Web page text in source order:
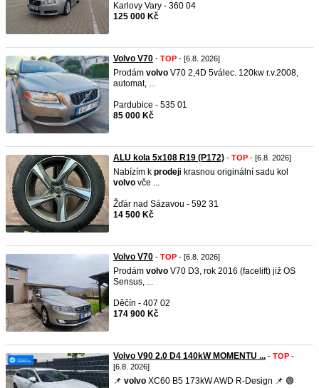
Karlovy Vary - 360 04
125 000 Kč
Volvo V70 - TOP - [6.8. 2026]
Prodám volvo V70 2,4D 5válec. 120kw r.v.2008,
automat, ...
Pardubice - 535 01
85 000 Kč
ALU kola 5x108 R19 (P172) - TOP - [6.8. 2026]
Nabízím k prodeji krasnou originální sadu kol
volvo vče ...
Žďár nad Sázavou - 592 31
14 500 Kč
Volvo V70 - TOP - [6.8. 2026]
Prodám volvo V70 D3, rok 2016 (facelift) již OS
Sensus, ...
Děčín - 407 02
174 900 Kč
Volvo V90 2.0 D4 140kW MOMENTU ... - TOP -
[6.8. 2026]
📌 volvo XC60 B5 173kW AWD R-Design 📌 🟢